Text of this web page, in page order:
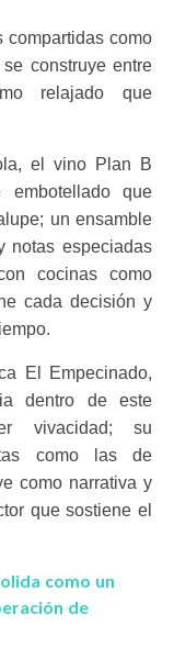
compartidas como
construye entre
relajado que
el vino Plan B
que
un ensamble
notas especiadas
cocinas como
cada decisión y
El Empecinado,
dentro de este
vivacidad; su
como las de
como narrativa y
que sostiene el
como un
de